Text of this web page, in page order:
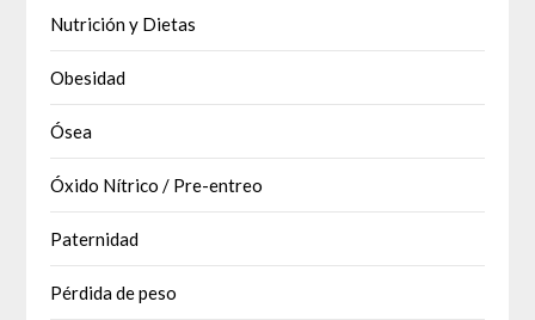
Nutrición y Dietas
Obesidad
Ósea
Óxido Nítrico / Pre-entreo
Paternidad
Pérdida de peso